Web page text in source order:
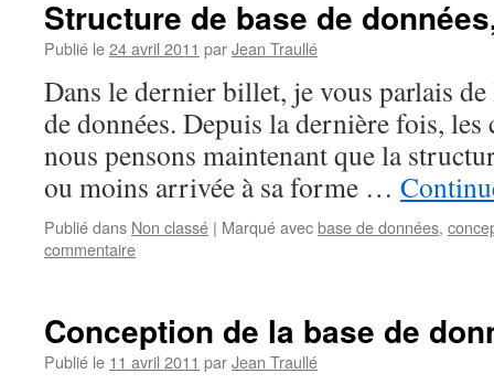
Structure de base de
Publié le24 avril 2011 parJean Traullé
Dans le dernier billet, je vous parlais
de données. Depuis la dernière fois, les
nous pensons maintenant que la
ou moins arrivée à sa forme …
Publié dans Non classé | Marqué avecbase de données,
commentaire
Conception de la base de
Publié le 11 avril 2011 parJean Traullé